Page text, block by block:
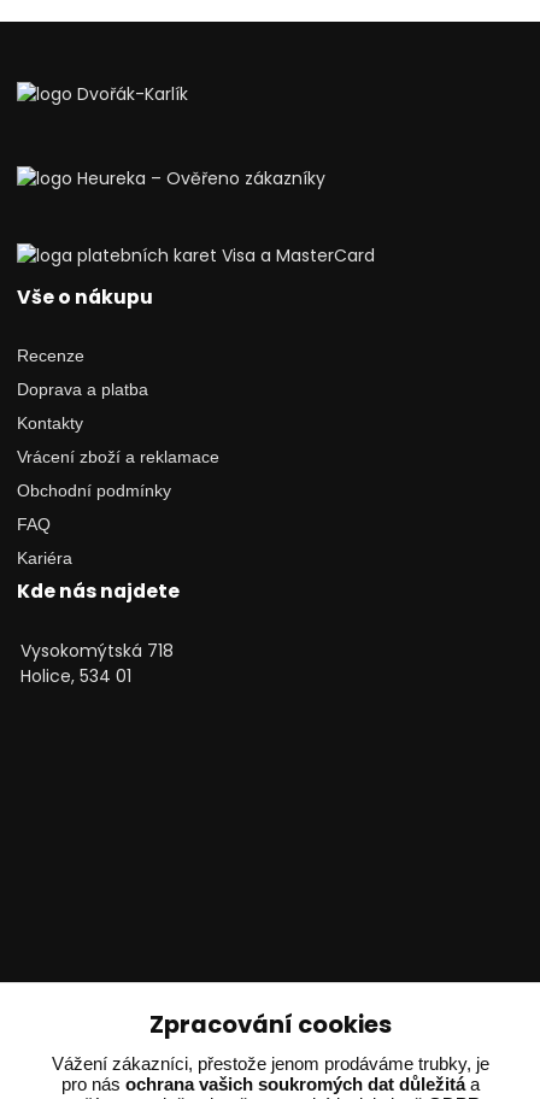
Vše o nákupu
Recenze
Doprava a platba
Kontakty
Vrácení zboží a reklamace
Obchodní podmínky
FAQ
Kariéra
Kde nás najdete
Vysokomýtská 718
Holice, 534 01
Ing. Adam Dvořák
+420 602 234 254
Zpracování cookies
Vážení zákazníci, přestože jenom prodáváme trubky, je
pro nás ochrana vašich soukromých dat důležitáa